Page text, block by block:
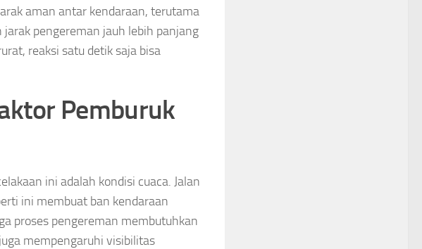
aman antar kendaraan, terutama
pengereman jauh lebih panjang
reaksi satu detik saja bisa
Pemburuk
ini adalah kondisi cuaca. Jalan
ini membuat ban kendaraan
proses pengereman membutuhkan
mempengaruhi visibilitas